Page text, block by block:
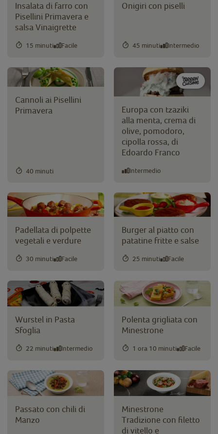
Insalata di farro con
Pisellini Primavera e
salsa Vinaigrette
15 minuti Facile
Onigiri con piselli
45 minuti Intermedio
Cannoli ai Pisellini
Primavera
40 minuti
Europa con tzaziki
alla menta, crema di
olive, pomodoro,
cipolla rossa, di
Edoardo Franco
Intermedio
Padellata di polpette
vegetali e verdure
30 minuti Facile
Burger al piatto con
patatine fritte e salse
25 minuti Facile
Wurstel in Pasta
Sfoglia
22 minuti Intermedio
Polenta grigliata con
Minestrone
1 ora 10 minuti Facile
Passato con chili di
Manzo
Minestrone
Tradizione con filetto
di vitello e